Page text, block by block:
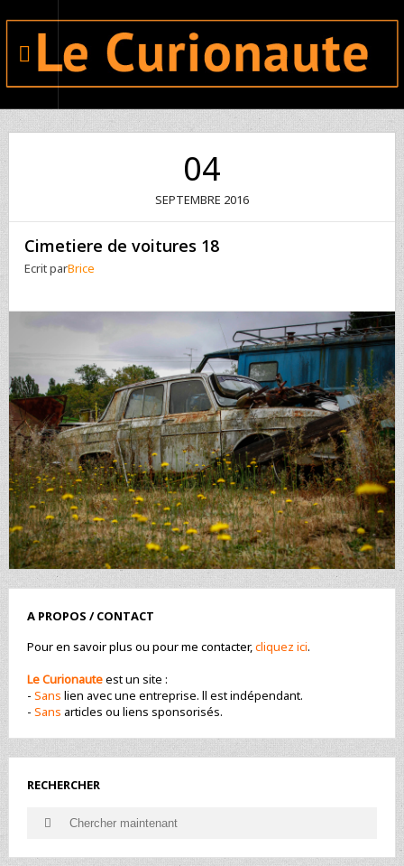
04
SEPTEMBRE 2016
Cimetiere de voitures 18
Ecrit parBrice
A PROPOS / CONTACT
Pour en savoir plus ou pour me contacter,cliquez ici.
Le Curionauteest un site :
- Sans lien avec une entreprise. ll est indépendant.
- Sans articles ou liens sponsorisés.
RECHERCHER
SearchSearch